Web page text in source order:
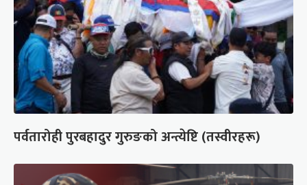
पर्वतारोही पुरबहादुर गुरुङको अन्त्येष्टि (तस्वीरहरू)